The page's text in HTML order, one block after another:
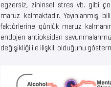
egzersiz, zihinsel stres vb. gibi
maruz kalmaktadır. Yayınlanmış
faktörlerine günlük maruz
endojen antioksidan
değişikliği ile ilişkili olduğunu